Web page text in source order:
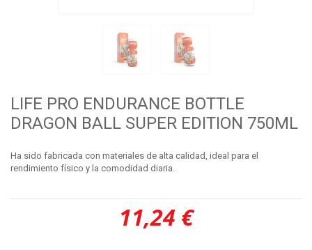
LIFE PRO ENDURANCE BOTTLE
DRAGON BALL SUPER EDITION 750ML
Ha sido fabricada con materiales de alta calidad, ideal para el
rendimiento físico y la comodidad diaria.
11,24 €